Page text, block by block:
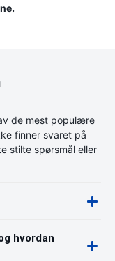
de mest populære
finner svaret på
stilte spørsmål eller
hvordan